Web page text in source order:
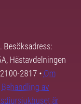
. Besöksadress:
Hästavdelningen
2817 • Om
Behandling av
är